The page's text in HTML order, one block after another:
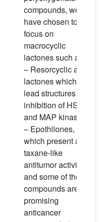
compounds, we
have chosen to
focus on
macrocyclic
lactones such as:
– Resorcyclic acid
lactones which are
lead structures for
inhibition of HSP90
and MAP kinases;
– Epothilones,
which present a
taxane-like
antitumor activity
and some of these
compounds are
promising
anticancer